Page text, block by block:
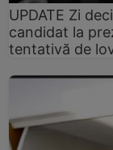
UPDATE Zi
candidat la
tentativă de